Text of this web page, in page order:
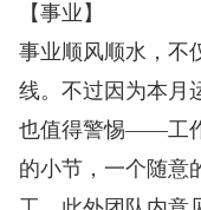
【事业】
事业顺风顺水，不
线。不过因为本月
也值得警惕——工
的小节，一个随意